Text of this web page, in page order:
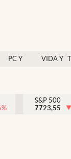
PC Y
VIDA Y
México
%
S&P 500
7723,55